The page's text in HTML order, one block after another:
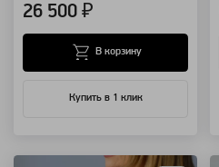
26 500 ₽
Купить в 1 клик
В корзину